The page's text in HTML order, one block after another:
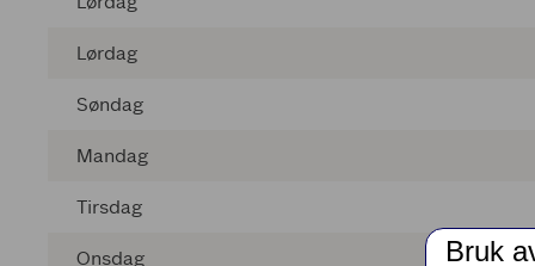
Lørdag
Søndag
Mandag
Tirsdag
Onsdag Bruk